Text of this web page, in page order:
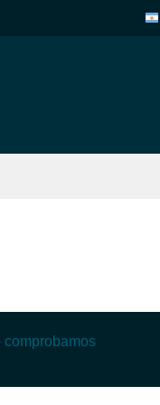
comprobamos